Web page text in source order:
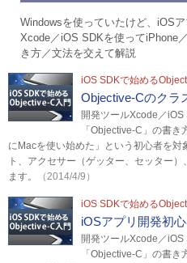
Windowsを使っていたけど、iOS
Xcode／iOS SDKを使ってiPhone
き方／文法を交えて解説
iOS SDKで始める
Objective-Cのクラ
開発ツールXcode／
「Objective-C」の書
にMacを使い始めた」という初心者を
ト、アクセサー（ゲッター、セッター
ます。
（2014/4/9）
iOS SDKで始める
iOSアプリ開発初
開発ツールXcode／
「Objective-C」の書